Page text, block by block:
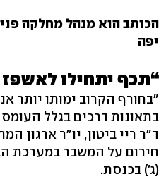
הכותב הוא מנהל מחלקה
יפה
“תכף יתחילו
"בחורף הקרוב ימותו יותר
בתאונות דרכים בגלל
ד"ר ריי ביטון, יו"ר ארגון
חירום על המשבר במערכת
(ג') בכנסת.